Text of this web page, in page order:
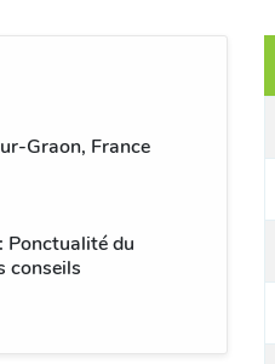
Graon, France
Ponctualité du
conseils